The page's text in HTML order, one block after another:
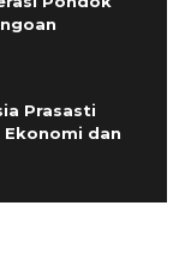
Prasasti
dan